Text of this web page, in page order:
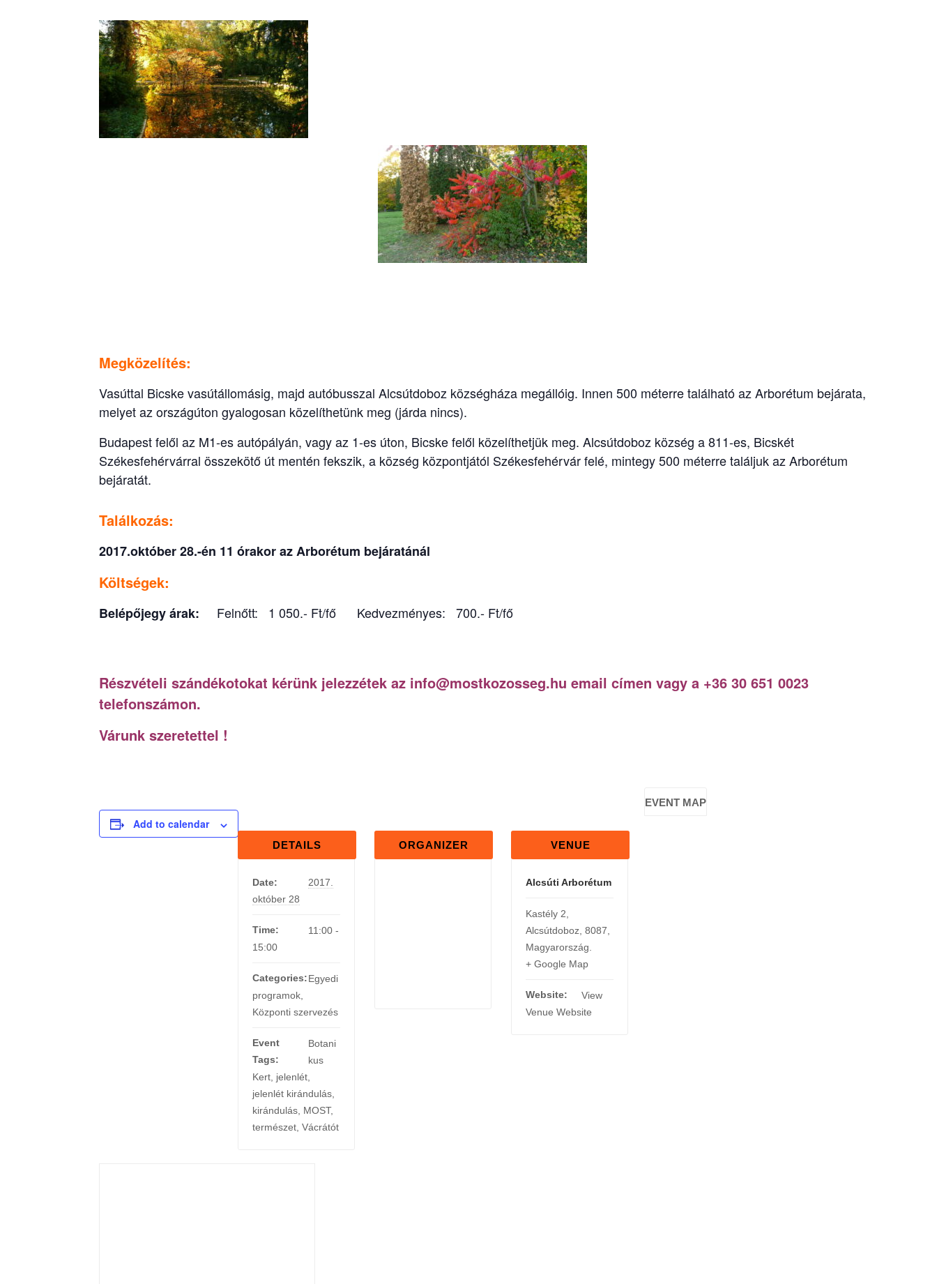
Megközelítés:
Vasúttal Bicske vasútállomásig, majd autóbusszal Alcsútdoboz községháza megállóig. Innen 500 méterre található az Arborétum bejárata,
melyet az országúton gyalogosan közelíthetünk meg (járda nincs).
Budapest felől az M1-es autópályán, vagy az 1-es úton, Bicske felől közelíthetjük meg. Alcsútdoboz község a 811-es, Bicskét
Székesfehérvárral összekötő út mentén fekszik, a község központjától Székesfehérvár felé, mintegy 500 méterre találjuk az Arborétum
bejáratát.
Találkozás:
2017.október 28.-én 11 órakor az Arborétum bejáratánál
Költségek:
Belépőjegy árak: Felnőtt: 1 050.- Ft/fő Kedvezményes: 700.- Ft/fő
Részvételi szándékotokat kérünk jelezzétek az info@mostkozosseg.hu email címen vagy a +36 30 651 0023
telefonszámon.
Várunk szeretettel !
Add to calendar
DETAILS
Date:
2017.
október 28
Time:
11:00 -
15:00
Categories:Egyedi
programok,
Központi szervezés
Event
Tags:
Botani
kus
Kert, jelenlét,
jelenlét kirándulás,
kirándulás, MOST,
természet, Vácrátót
ORGANIZER VENUE
Alcsúti Arborétum
Kastély 2,
Alcsútdoboz, 8087,
Magyarország.
+ Google Map
Website:
View
Venue Website
EVENT MAP